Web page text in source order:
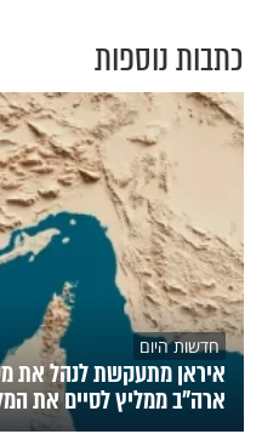
כתבות נוספות
חדשות היום
איראן מתעקשת לנהל את
ארה"ב ממליץ לסיים את